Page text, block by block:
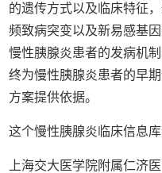
的遗传方式以及临床特征
频致病突变以及新易感基
慢性胰腺炎患者的发病机
终为慢性胰腺炎患者的早
方案提供依据。
这个慢性胰腺炎临床信息库
上海交大医学院附属仁济